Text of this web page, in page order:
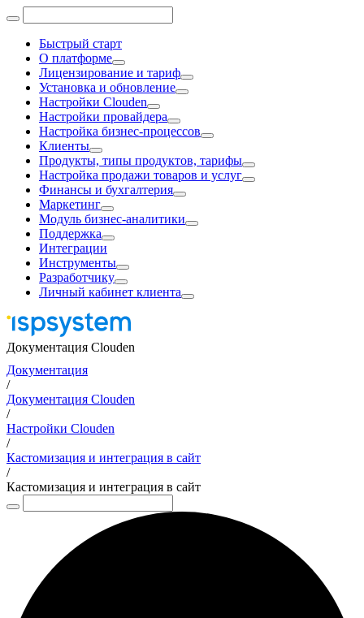
Быстрый старт
О платформе
Лицензирование и тариф
Установка и обновление
Настройки Clouden
Настройки провайдера
Настройка бизнес-процессов
Клиенты
Продукты, типы продуктов, тарифы
Настройка продажи товаров и услуг
Финансы и бухгалтерия
Маркетинг
Модуль бизнес-аналитики
Поддержка
Интеграции
Инструменты
Разработчику
Личный кабинет клиента
Документация Clouden
Документация
/
Документация Clouden
/
Настройки Clouden
/
Кастомизация и интеграция в сайт
/
Кастомизация и интеграция в сайт